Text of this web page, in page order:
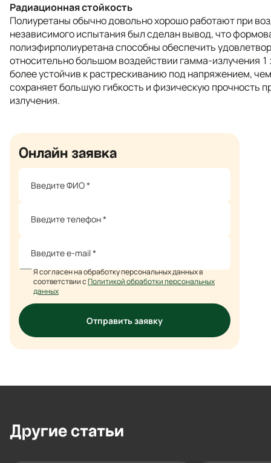
Радиационная стойкость
Полиуретаны обычно довольно хорошо работают при
независимого испытания был сделан вывод, что
полиэфирполиуретана способны обеспечить
относительно большом воздействии гамма-излучения 1
более устойчив к растрескиванию под напряжением,
сохраняет большую гибкость и физическую прочность
излучения.
Онлайн заявка
Я согласен на обработку персональных данных в
соответствии сПолитикой обработки персональных
данных
Отправить заявку
Другие статьи